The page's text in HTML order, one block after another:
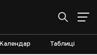
Таблиці